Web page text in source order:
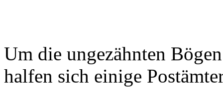
Um die ungezähnten
halfen sich einige